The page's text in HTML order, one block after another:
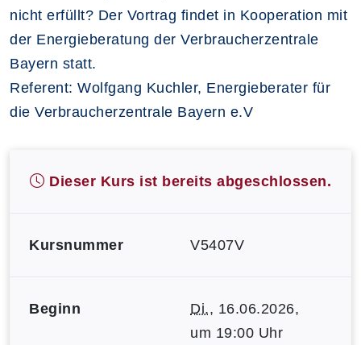
nicht erfüllt? Der Vortrag findet in Kooperation mit
der Energieberatung der Verbraucherzentrale
Bayern statt.
Referent: Wolfgang Kuchler, Energieberater für
die Verbraucherzentrale Bayern e.V
Dieser Kurs ist bereits abgeschlossen.
Kursnummer V5407V
Beginn Di., 16.06.2026,
um 19:00 Uhr